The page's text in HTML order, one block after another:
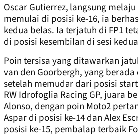
Oscar Gutierrez, langsung melaju
memulai di posisi ke-16, ia
kedua belas. Ia terjatuh di FP1
di posisi kesembilan di sesi
Poin tersisa yang ditawarkan
van den Goorbergh, yang berada
setelah memudar dari posisi
RW Idrofoglia Racing GP, juara
Alonso, dengan poin Moto2
Aspar di posisi ke-14 dan Alex
posisi ke-15, pembalap terbaik